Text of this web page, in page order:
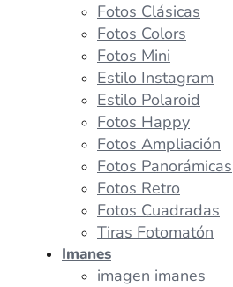
Fotos Clásicas
Fotos Colors
Fotos Mini
Estilo Instagram
Estilo Polaroid
Fotos Happy
Fotos Ampliación
Fotos Panorámicas
Fotos Retro
Fotos Cuadradas
Tiras Fotomatón
Imanes
imagen imanes